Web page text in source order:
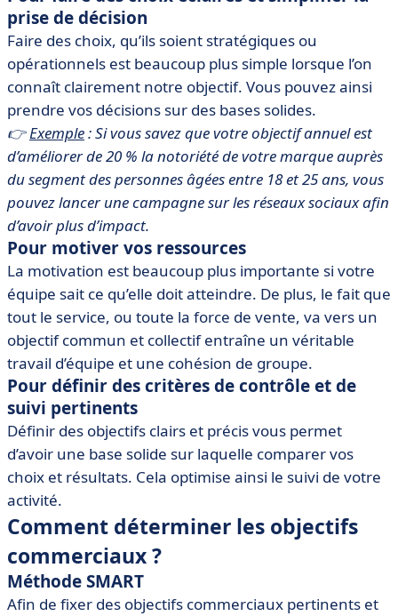
prise de décision
Faire des choix, qu’ils soient stratégiques ou
opérationnels est beaucoup plus simple lorsque l’on
connaît clairement notre objectif. Vous pouvez ainsi
prendre vos décisions sur des bases solides.
👉Exemple: Si vous savez que votre objectif annuel est
d’améliorer de 20 % la notoriété de votre marque auprès
du segment des personnes âgées entre 18 et 25 ans, vous
pouvez lancer une campagne sur les réseaux sociaux afin
d’avoir plus d’impact.
Pour motiver vos ressources
La motivation est beaucoup plus importante si votre
équipe sait ce qu’elle doit atteindre. De plus, le fait que
tout le service, ou toute la force de vente, va vers un
objectif commun et collectif entraîne un véritable
travail d’équipe et une cohésion de groupe.
Pour définir des critères de contrôle et de
suivi pertinents
Définir des objectifs clairs et précis vous permet
d’avoir une base solide sur laquelle comparer vos
choix et résultats. Cela optimise ainsi le suivi de votre
activité.
Comment déterminer les objectifs
commerciaux ?
Méthode SMART
Afin de fixer des objectifs commerciaux pertinents et